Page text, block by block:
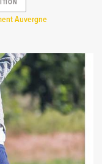
Auvergne